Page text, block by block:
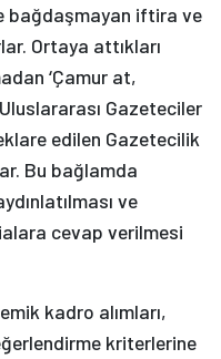
bağdaşmayan iftira ve
Ortaya attıkları
‘Çamur at,
Gazeteciler
edilen Gazetecilik
Bu bağlamda
ve
cevap verilmesi
kadro alımları,
kriterlerine